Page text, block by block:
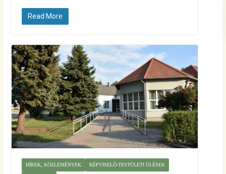
Read More
HÍREK, KÖZLEMÉNYEK KÉPVISELŐ-TESTÜLETI ÜLÉSEK